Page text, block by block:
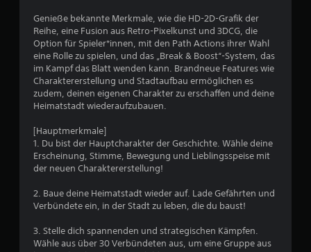
e
l
s
p
i
e
l
e
u
n
d
i
M
e
ü
s
Genieße bekannte Merkmale, wie die HD-2D-Grafik der
Reihe, eine Fusion aus Retro-Pixelkunst und 3DCG, die
Option für Spieler*innen, mit den Path Actions ihrer Wahl
eine Rolle zu spielen, und das „Break & Boost“-System, das
im Kampf das Blatt wenden kann. Brandneue Features wie
Charaktererstellung und Stadtaufbau ermöglichen es
zudem, deinen eigenen Charakter zu erschaffen und deine
Heimatstadt wiederaufzubauen.
[Hauptmerkmale]
1. Du bist der Hauptcharakter der Geschichte. Wähle deine
Erscheinung, Stimme, Bewegung und Lieblingsspeise mit
der neuen Charaktererstellung!
2. Baue deine Heimatstadt wieder auf. Lade Gefährten und
Verbündete ein, in der Stadt zu leben, die du baust!
3. Stelle dich spannenden und strategischen Kämpfen.
Wähle aus über 30 Verbündeten aus, um eine Gruppe aus